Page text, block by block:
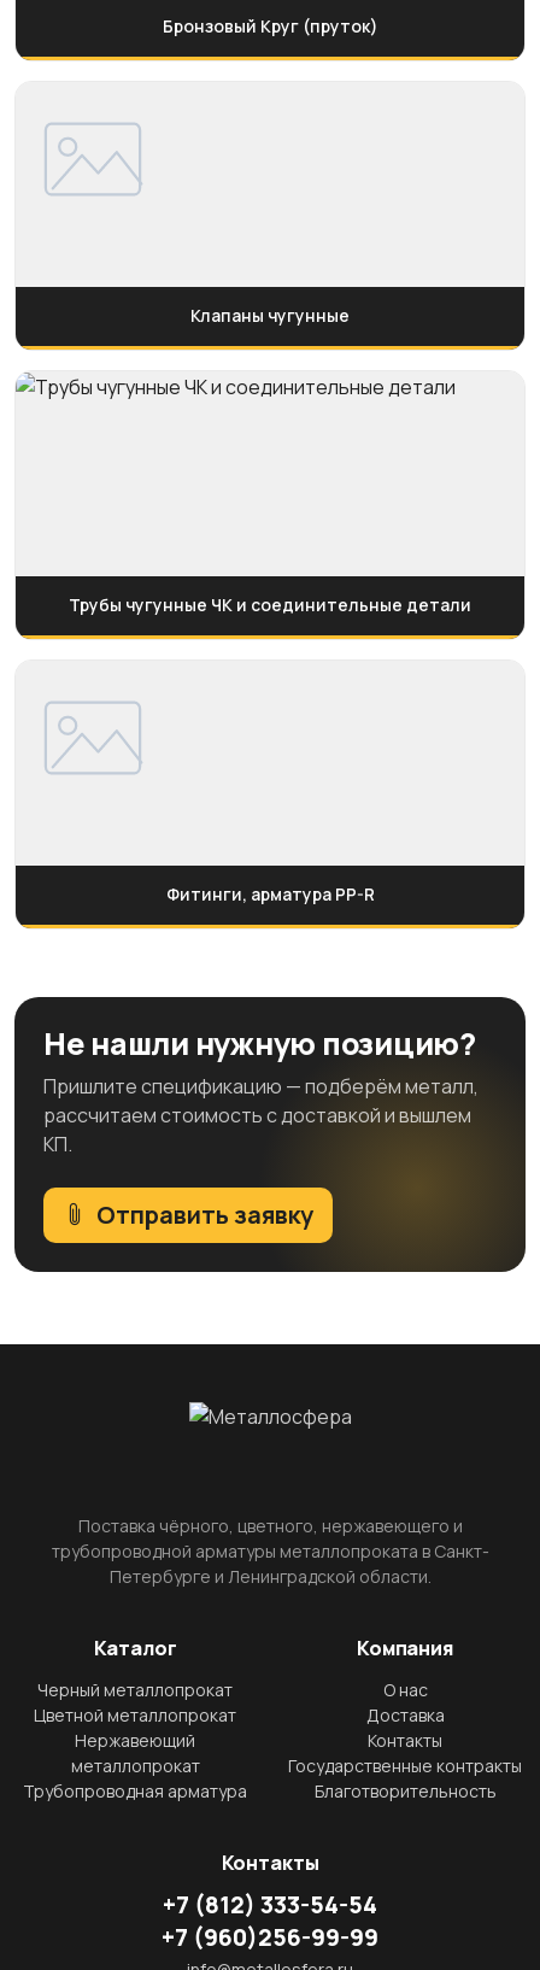
Бронзовый Круг (пруток)
Клапаны чугунные
Трубы чугунные ЧК и соединительные детали
Фитинги, арматура PP-R
Не нашли нужную позицию?
Пришлите спецификацию — подберём металл,
рассчитаем стоимость с доставкой и вышлем
КП.
Отправить заявку
Поставка чёрного, цветного, нержавеющего и
трубопроводной арматуры металлопроката в Санкт-
Петербурге и Ленинградской области.
Каталог
Черный металлопрокат
Цветной металлопрокат
Нержавеющий
металлопрокат
Трубопроводная арматура
Компания
О нас
Доставка
Контакты
Государственные контракты
Благотворительность
Контакты
+7 (812) 333-54-54
+7 (960)256-99-99